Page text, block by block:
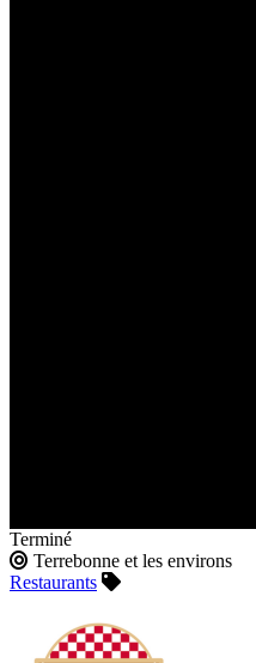
Terminé
Terrebonne et les environs
Restaurants